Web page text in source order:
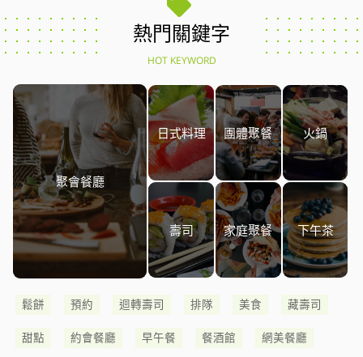
熱門關鍵字
HOT KEYWORD
聚會餐廳
日式料理 團體聚餐 火鍋
壽司 家庭聚餐 下午茶
鬆餅 預約 迴轉壽司 排隊 美食 藏壽司
甜點 約會餐廳 早午餐 餐酒館 網美餐廳